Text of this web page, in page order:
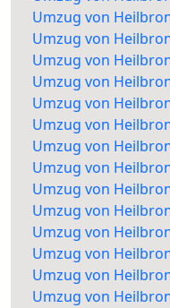
Umzug von
Umzug von
Umzug von
Umzug von
Umzug von
Umzug von
Umzug von
Umzug von
Umzug von
Umzug von
Umzug von
Umzug von
Umzug von
Umzug von